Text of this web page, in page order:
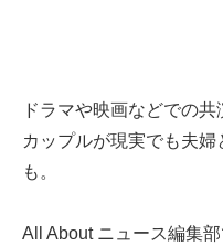
ドラマや映画などでの
カップルが現実でも夫
も。
All About ニュース編集